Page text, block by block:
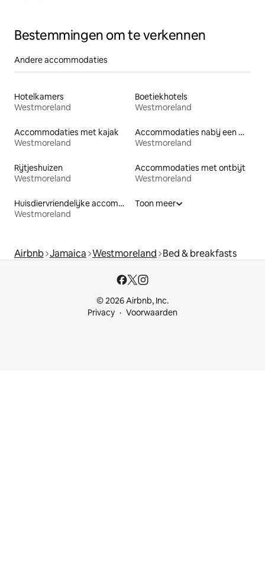
Bestemmingen om te verkennen
Andere accommodaties
Hotelkamers
Westmoreland
Boetiekhotels
Westmoreland
Accommodaties met kajak
Westmoreland
Accommodaties nabij een meer
Westmoreland
Rijtjeshuizen
Westmoreland
Accommodaties met ontbijt
Westmoreland
Huisdiervriendelijke accommodaties
Westmoreland
Toon meer
Airbnb Jamaica Westmoreland Bed & breakfasts
© 2026 Airbnb, Inc.
Privacy
Voorwaarden